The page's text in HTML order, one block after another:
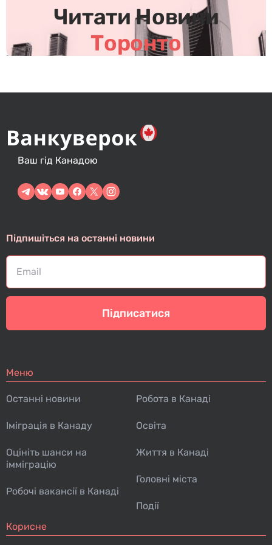
Читати Новини
Торонто
Ваш гід Канадою
Підпишіться на останні новини
Підписатися
Меню
Останні новини
Іміграція в Канаду
Оцініть шанси на
імміграцію
Робочі вакансії в Канаді
Робота в Канаді
Освіта
Життя в Канаді
Головні міста
Події
Корисне